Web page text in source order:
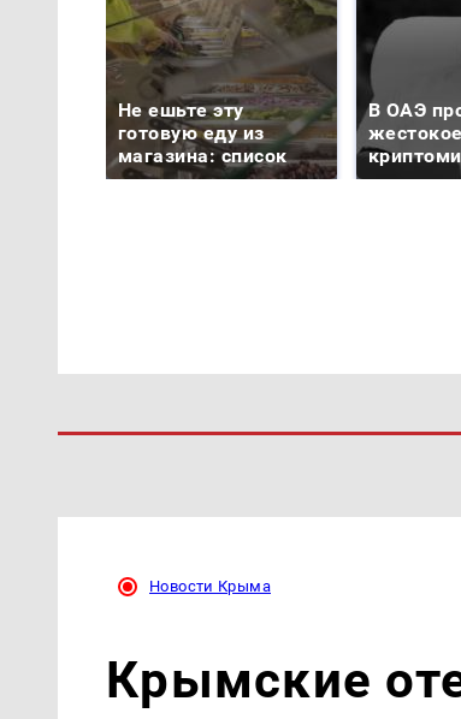
Не ешьте эту
готовую еду из
магазина: список
В ОАЭ
Новости Крыма
Крымские